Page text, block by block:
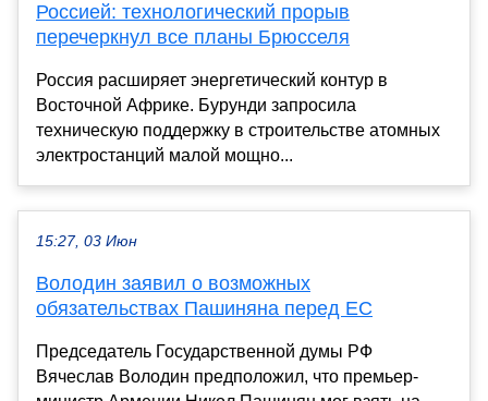
Россией: технологический прорыв
перечеркнул все планы Брюсселя
Россия расширяет энергетический контур в
Восточной Африке. Бурунди запросила
техническую поддержку в строительстве атомных
электростанций малой мощно...
15:27, 03 Июн
Володин заявил о возможных
обязательствах Пашиняна перед ЕС
Председатель Государственной думы РФ
Вячеслав Володин предположил, что премьер-